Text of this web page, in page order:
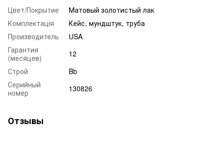
Цвет/Покрытие
Матовый золотистый лак
Комплектація
Кейс, мундштук, труба
Производитель
USA
Гарантия
(месяцев)
12
Строй
Bb
Серийный
номер
130826
Отзывы